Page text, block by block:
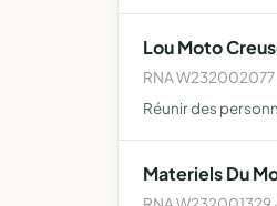
Lou Moto
RNA W232002077
Réunir des
Materiels Du